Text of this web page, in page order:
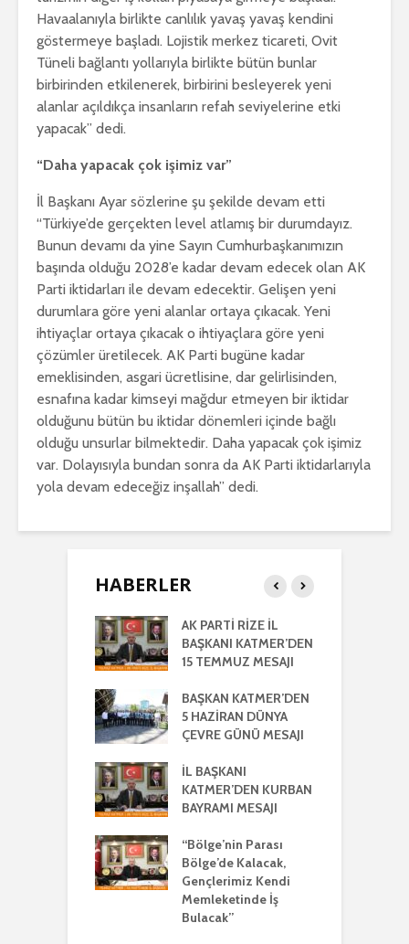
Havaalanıyla birlikte canlılık yavaş yavaş kendini
göstermeye başladı. Lojistik merkez ticareti, Ovit
Tüneli bağlantı yollarıyla birlikte bütün bunlar
birbirinden etkilenerek, birbirini besleyerek yeni
alanlar açıldıkça insanların refah seviyelerine etki
yapacak” dedi.
“Daha yapacak çok işimiz var”
İl Başkanı Ayar sözlerine şu şekilde devam etti
“Türkiye’de gerçekten level atlamış bir durumdayız.
Bunun devamı da yine Sayın Cumhurbaşkanımızın
başında olduğu 2028’e kadar devam edecek olan AK
Parti iktidarları ile devam edecektir. Gelişen yeni
durumlara göre yeni alanlar ortaya çıkacak. Yeni
ihtiyaçlar ortaya çıkacak o ihtiyaçlara göre yeni
çözümler üretilecek. AK Parti bugüne kadar
emeklisinden, asgari ücretlisine, dar gelirlisinden,
esnafına kadar kimseyi mağdur etmeyen bir iktidar
olduğunu bütün bu iktidar dönemleri içinde bağlı
olduğu unsurlar bilmektedir. Daha yapacak çok işimiz
var. Dolayısıyla bundan sonra da AK Parti iktidarlarıyla
yola devam edeceğiz inşallah” dedi.
HABERLER
AK PARTİ RİZE İL
BAŞKANI KATMER’DEN
15 TEMMUZ MESAJI
BAŞKAN KATMER’DEN
5 HAZİRAN DÜNYA
ÇEVRE GÜNÜ MESAJI
İL BAŞKANI
KATMER’DEN KURBAN
BAYRAMI MESAJI
“Bölge’nin Parası
Bölge’de Kalacak,
Gençlerimiz Kendi
Memleketinde İş
Bulacak”